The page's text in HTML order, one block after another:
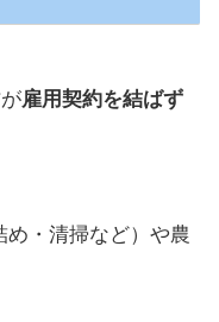
雇用契約を結ばず
・清掃など）や農